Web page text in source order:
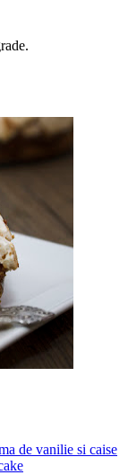
de vanilie si caise